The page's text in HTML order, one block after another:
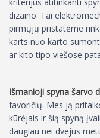
dizaino. Tai
pirmųjų pristatėme
karts nuo karto
ar kito tipo viešose
Išmanioji spyna šarvo
favoričių. Mes ją
kūrėjais ir šią spyną
daugiau nei dvejus